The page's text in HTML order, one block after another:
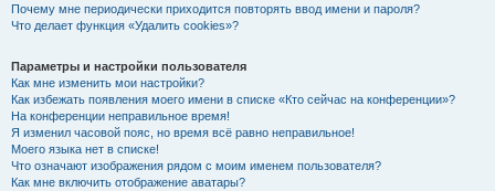
Почему мне периодически приходится повторять ввод имени и пароля?
Что делает функция «Удалить cookies»?
Параметры и настройки пользователя
Как мне изменить мои настройки?
Как избежать появления моего имени в списке «Кто сейчас на конференции»?
На конференции неправильное время!
Я изменил часовой пояс, но время всё равно неправильное!
Моего языка нет в списке!
Что означают изображения рядом с моим именем пользователя?
Как мне включить отображение аватары?